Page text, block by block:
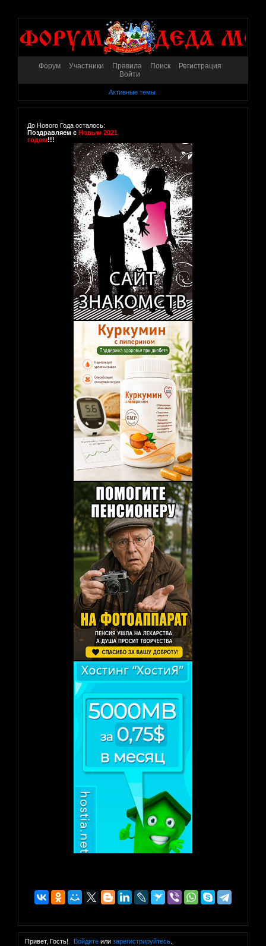
Форум Участники Правила Поиск
Регистрация
Войти
Активные темы
До Нового Года осталось:
Поздравляем с Новым 2021
годом!!!
Привет, Гость! Войдитеили зарегистрируйтесь.